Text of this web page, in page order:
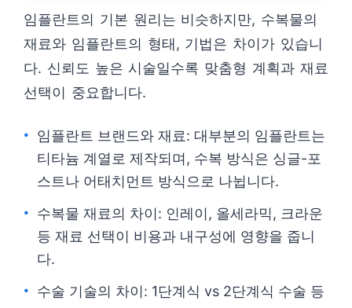
임플란트의 기본 원리는 비슷하지만, 수복물의
재료와 임플란트의 형태, 기법은 차이가 있습니
다. 신뢰도 높은 시술일수록 맞춤형 계획과 재료
선택이 중요합니다.
임플란트 브랜드와 재료: 대부분의 임플란트는
티타늄 계열로 제작되며, 수복 방식은 싱글-포
스트나 어태치먼트 방식으로 나뉩니다.
수복물 재료의 차이: 인레이, 올세라믹, 크라운
등 재료 선택이 비용과 내구성에 영향을 줍니
다.
수술 기술의 차이: 1단계식 vs 2단계식 수술 등